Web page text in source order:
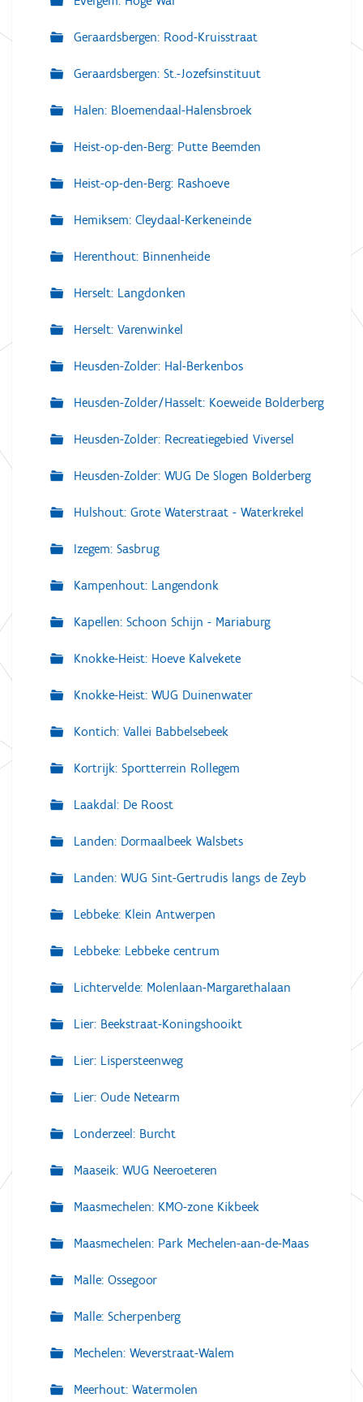
Geraardsbergen: Rood-Kruisstraat
Geraardsbergen: St.-Jozefsinstituut
Halen: Bloemendaal-Halensbroek
Heist-op-den-Berg: Putte Beemden
Heist-op-den-Berg: Rashoeve
Hemiksem: Cleydaal-Kerkeneinde
Herenthout: Binnenheide
Herselt: Langdonken
Herselt: Varenwinkel
Heusden-Zolder: Hal-Berkenbos
Heusden-Zolder/Hasselt: Koeweide Bolderberg
Heusden-Zolder: Recreatiegebied Viversel
Heusden-Zolder: WUG De Slogen Bolderberg
Hulshout: Grote Waterstraat - Waterkrekel
Izegem: Sasbrug
Kampenhout: Langendonk
Kapellen: Schoon Schijn - Mariaburg
Knokke-Heist: Hoeve Kalvekete
Knokke-Heist: WUG Duinenwater
Kontich: Vallei Babbelsebeek
Kortrijk: Sportterrein Rollegem
Laakdal: De Roost
Landen: Dormaalbeek Walsbets
Landen: WUG Sint-Gertrudis langs de Zeyb
Lebbeke: Klein Antwerpen
Lebbeke: Lebbeke centrum
Lichtervelde: Molenlaan-Margarethalaan
Lier: Beekstraat-Koningshooikt
Lier: Lispersteenweg
Lier: Oude Netearm
Londerzeel: Burcht
Maaseik: WUG Neeroeteren
Maasmechelen: KMO-zone Kikbeek
Maasmechelen: Park Mechelen-aan-de-Maas
Malle: Ossegoor
Malle: Scherpenberg
Mechelen: Weverstraat-Walem
Meerhout: Watermolen